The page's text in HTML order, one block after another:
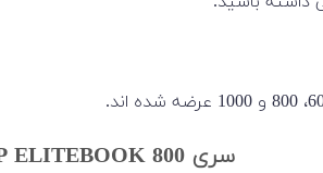
سری HP ELITEBOOK 800